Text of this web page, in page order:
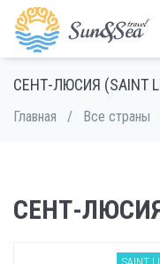
СЕНТ-ЛЮСИЯ (SAINT
Главная / Все страны
СЕНТ-ЛЮСИЯ